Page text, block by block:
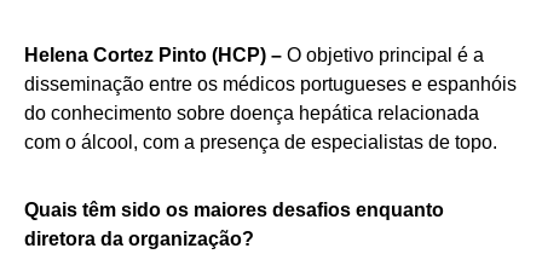
Helena Cortez Pinto (HCP) – O objetivo principal é a
disseminação entre os médicos portugueses e espanhóis
do conhecimento sobre doença hepática relacionada
com o álcool, com a presença de especialistas de topo.
Quais têm sido os maiores desafios enquanto
diretora da organização?